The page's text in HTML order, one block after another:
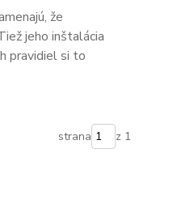
že
jeho inštalácia
pravidiel si to
strana z 1